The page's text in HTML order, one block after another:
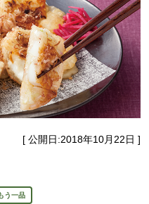
[ 公開日:2018年10月22日 ]
う一品